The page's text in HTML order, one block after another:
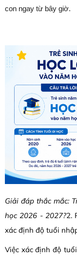
con ngay từ bây giờ.
Giải đáp thắc mắc:
học 2026 - 2027?2.
xác định độ tuổi
Việc xác định độ